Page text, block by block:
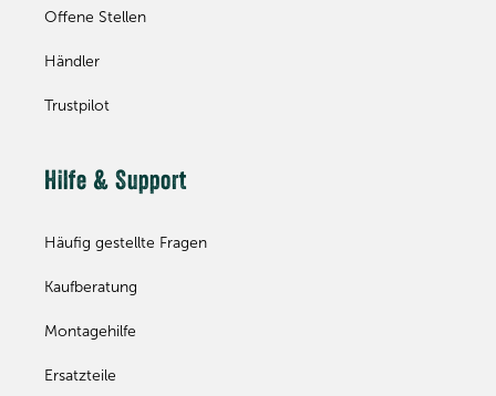
Offene Stellen
Händler
Trustpilot
Hilfe & Support
Häufig gestellte Fragen
Kaufberatung
Montagehilfe
Ersatzteile